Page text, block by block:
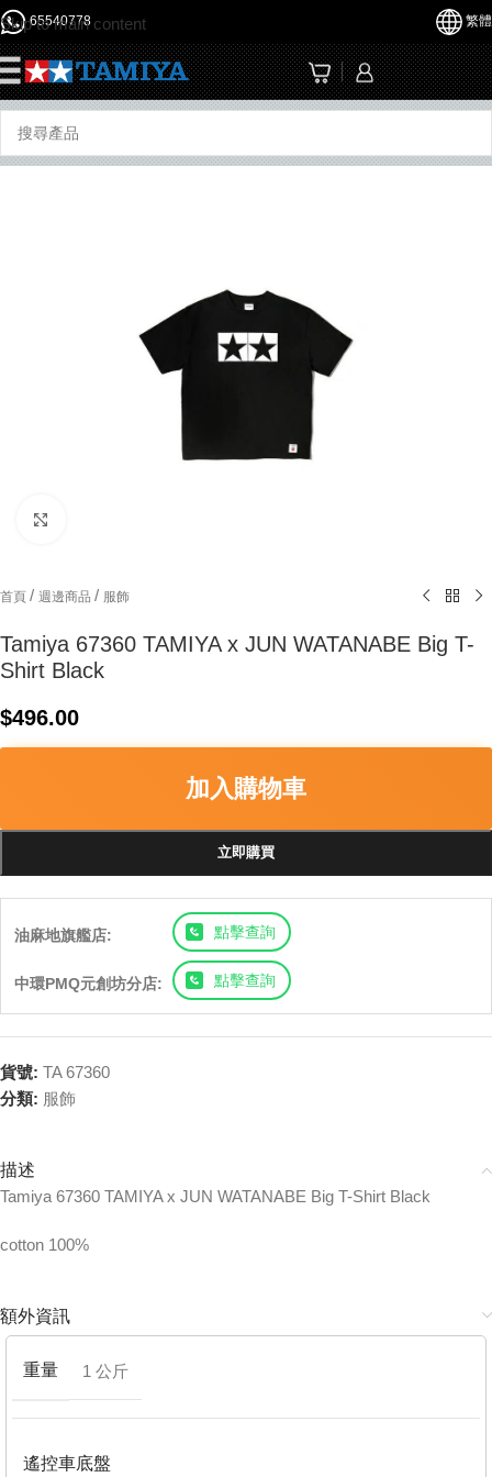
Skip to main content
65540778 繁體
首頁 / 週邊商品 / 服飾
Tamiya 67360 TAMIYA x JUN WATANABE Big T-
Shirt Black
$496.00
加入購物車
立即購買
油麻地旗艦店: 點擊查詢
中環PMQ元創坊分店: 點擊查詢
貨號: TA 67360
分類: 服飾
描述
Tamiya 67360 TAMIYA x JUN WATANABE Big T-Shirt Black
cotton 100%
額外資訊
重量 1 公斤
遙控車底盤